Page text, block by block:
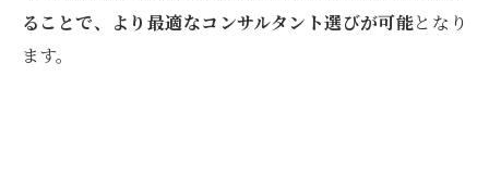
ることで、より最適なコンサルタント選びが可能となり
ます。